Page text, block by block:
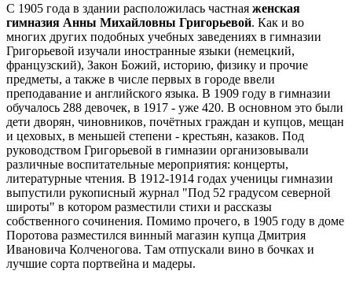
С 1905 года в здании расположилась частная женская
гимназия Анны Михайловны Григорьевой. Как и во
многих других подобных учебных заведениях в гимназии
Григорьевой изучали иностранные языки (немецкий,
французский), Закон Божий, историю, физику и прочие
предметы, а также в числе первых в городе ввели
преподавание и английского языка. В 1909 году в гимназии
обучалось 288 девочек, в 1917 - уже 420. В основном это были
дети дворян, чиновников, почётных граждан и купцов, мещан
и цеховых, в меньшей степени - крестьян, казаков. Под
руководством Григорьевой в гимназии организовывали
различные воспитательные мероприятия: концерты,
литературные чтения. В 1912-1914 годах ученицы гимназии
выпустили рукописный журнал "Под 52 градусом северной
широты" в котором разместили стихи и рассказы
собственного сочинения. Помимо прочего, в 1905 году в доме
Поротова разместился винный магазин купца Дмитрия
Ивановича Колченогова. Там отпускали вино в бочках и
лучшие сорта портвейна и мадеры.